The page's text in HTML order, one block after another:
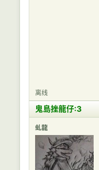
离线
鬼島挫龍仔:3
虬龍